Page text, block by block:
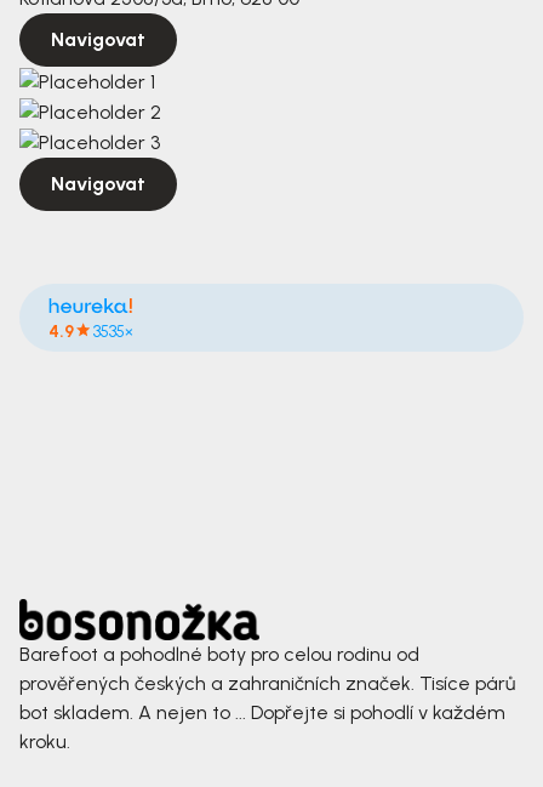
Navigovat
Navigovat
4.9 3535×
Barefoot a pohodlné boty pro celou rodinu od
prověřených českých a zahraničních značek. Tisíce párů
bot skladem. A nejen to ... Dopřejte si pohodlí v každém
kroku.